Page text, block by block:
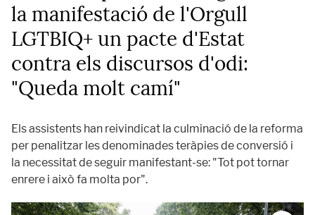
la manifestació de l'Orgull
LGTBIQ+ un pacte d'Estat
contra els discursos d'odi:
"Queda molt camí"
Els assistents han reivindicat la culminació de la reforma
per penalitzar les denominades teràpies de conversió i
la necessitat de seguir manifestant-se: "Tot pot tornar
enrere i això fa molta por".